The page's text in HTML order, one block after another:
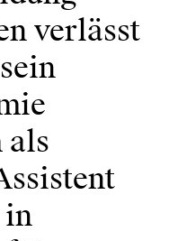
verlässt
als
in